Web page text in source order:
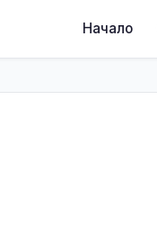
Начало